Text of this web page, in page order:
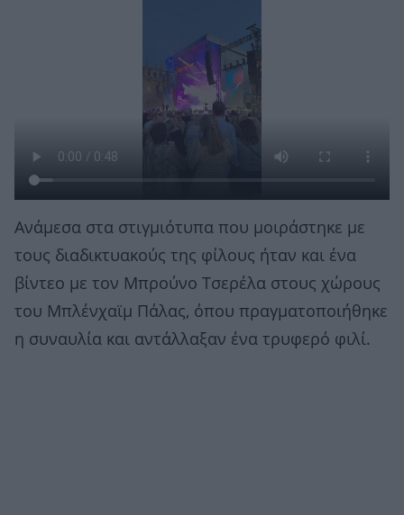
Ανάμεσα στα στιγμιότυπα που μοιράστηκε με
τους διαδικτυακούς της φίλους ήταν και ένα
βίντεο με τον Μπρούνο Τσερέλα στους χώρους
του Μπλένχαϊμ Πάλας, όπου πραγματοποιήθηκε
η συναυλία και αντάλλαξαν ένα τρυφερό φιλί.